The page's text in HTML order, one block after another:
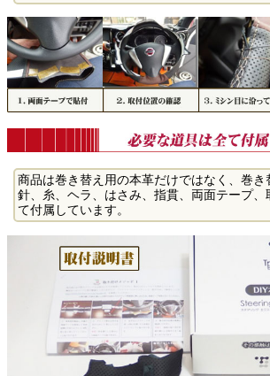
商品は巻き替え用の本革だけではなく、巻
針、糸、ヘラ、はさみ、指貫、両面テープ
て付属しています。